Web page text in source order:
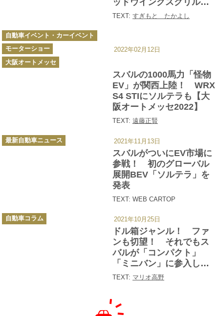
ッドウイングスグリル」
とは何だったのか？
TEXT: すぎもと たかよし
スバルの1000馬力「怪物
EV」が関西上陸！ WRX
S4 STIにソルテラも【大
阪オートメッセ2022】
TEXT: 遠藤正賢
カ
テ
ゴ
リ
ー
自動車イベント・カーイベント
モーターショー
大阪オートメッセ
2022年02月12日
スバルがついにEV市場に
参戦！ 初のグローバル
展開BEV「ソルテラ」を
発表
TEXT: WEB CARTOP
カ
テ
最新自動車ニュース 2021年11月13日
ドル箱ジャンル！ ファ
ンも切望！ それでもス
バルが「コンパクト」
「ミニバン」に参入しな
いワケ
TEXT: マリオ高野
カ
テ
ゴ
自動車コラム 2021年10月25日